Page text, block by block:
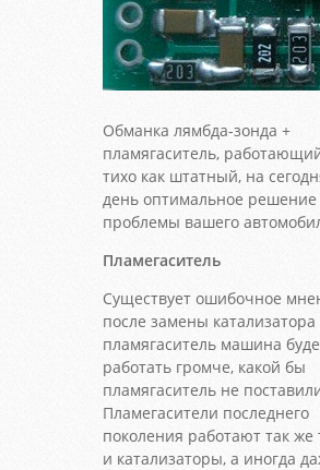
Обманка лямбда-зонда +
пламягаситель,
тихо как штатный, на
день оптимальное решение
проблемы вашего
Пламегаситель
Существует ошибочное
после замены катализатора
пламягаситель машина
работать громче, какой бы
пламягаситель не
Пламегасители последнего
поколения работают так же
и катализаторы, а иногда